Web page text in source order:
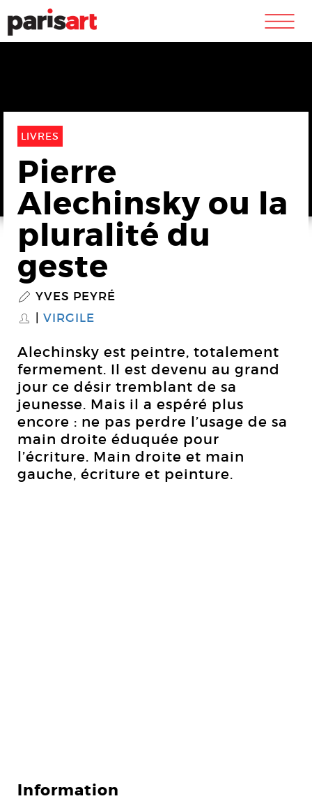
m
LIVRES
Pierre
Alechinsky ou la
pluralité du
geste
P YVES PEYRÉ
S VIRGILE
Alechinsky est peintre, totalement
fermement. Il est devenu au grand
jour ce désir tremblant de sa
jeunesse. Mais il a espéré plus
encore : ne pas perdre l’usage de sa
main droite éduquée pour
l’écriture. Main droite et main
gauche, écriture et peinture.
Information